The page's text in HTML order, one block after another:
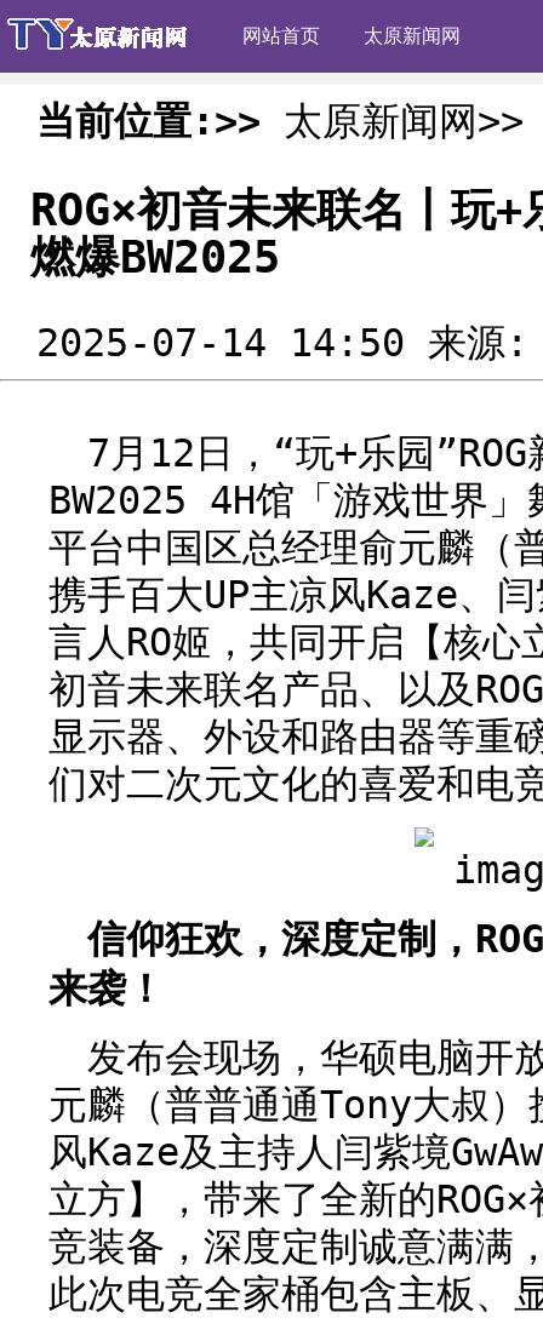
网站首页 太原新闻网
当前位置:>> 太原新闻网>>
ROG×初音未来联名丨玩+
燃爆BW2025
2025-07-14 14:50 来源:
7月12日，“玩+乐园
BW2025 4H馆「游戏世界
平台中国区总经理俞元麟（
携手百大UP主凉风Kaze、
言人RO姬，共同开启【核心
初音未来联名产品、以及
显示器、外设和路由器等重
们对二次元文化的喜爱和电
信仰狂欢，深度定制，
来袭！
发布会现场，华硕电脑开
元麟（普普通通Tony大叔）
风Kaze及主持人闫紫境
立方】，带来了全新的
竞装备，深度定制诚意满满
此次电竞全家桶包含主板、